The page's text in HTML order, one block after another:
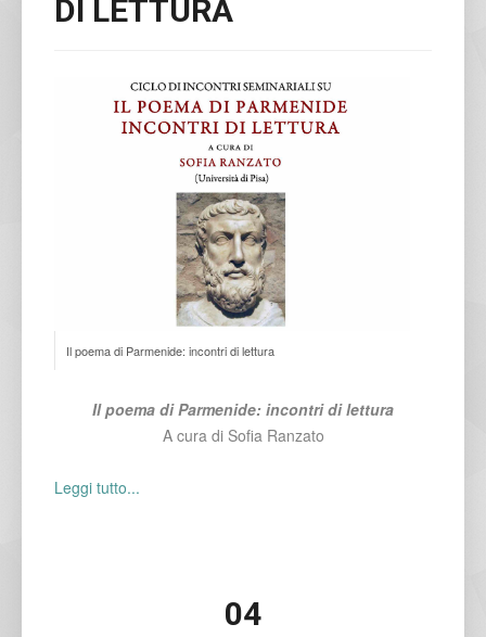
DI LETTURA
Il poema di Parmenide: incontri di lettura
Il poema di Parmenide: incontri di lettura
A cura di Sofia Ranzato
Leggi tutto...
04